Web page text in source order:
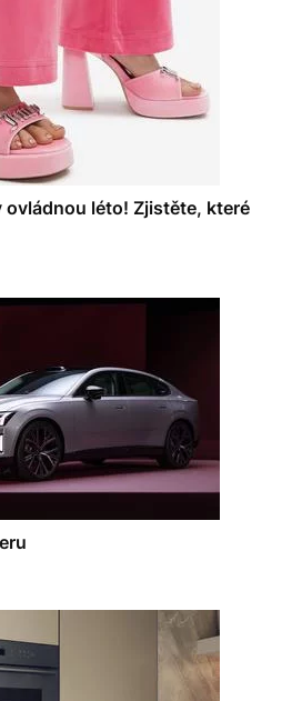
ovládnou léto! Zjistěte, které